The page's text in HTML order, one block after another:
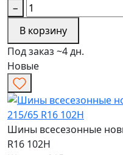
−
В корзину
Под заказ ~4 дн.
Новые
Шины всесезонные
R16 102H